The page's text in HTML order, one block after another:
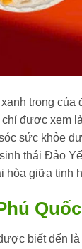
trong của
được xem
sức khỏe
thái Đảo
hòa giữa tinh
biết đến